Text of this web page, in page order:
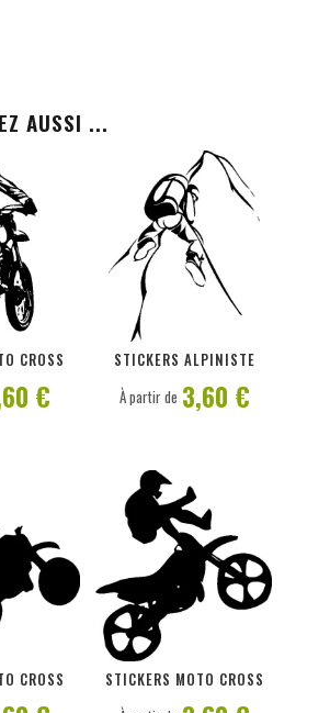
AUSSI ...
CROSS
€
STICKERS ALPINISTE
PERSONNALISER
À partir de 3,60 €
CROSS STICKERS MOTO CROSS
PERSONNALISER